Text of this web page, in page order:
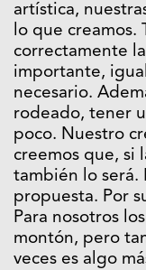
artística,
lo que creamos.
correctamente
importante,
necesario.
rodeado, tener
poco. Nuestro
creemos que, si
también lo será.
propuesta. Por
Para nosotros los
montón, pero
veces es algo